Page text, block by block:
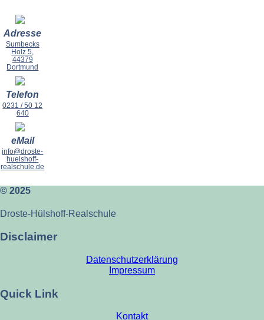
Adresse
Sumbecks
Holz 5,
44379
Dortmund
Telefon
0231 / 50 12
640
eMail
info@droste-
huelshoff-
realschule.de
© 2025
Droste-Hülshoff-Realschule
Disclaimer
Datenschutzerklärung
Impressum
Quick Link
Kontakt